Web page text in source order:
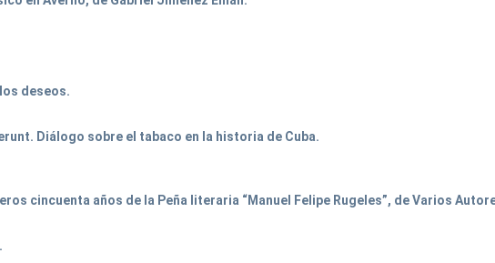
deseos.
Diálogo sobre el tabaco en la historia de Cuba.
cincuenta años de la Peña literaria “Manuel Felipe Rugeles”, de Varios